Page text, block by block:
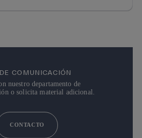
COMUNICACIÓN
nuestro departamento de
o solicita material adicional.
CONTACTO